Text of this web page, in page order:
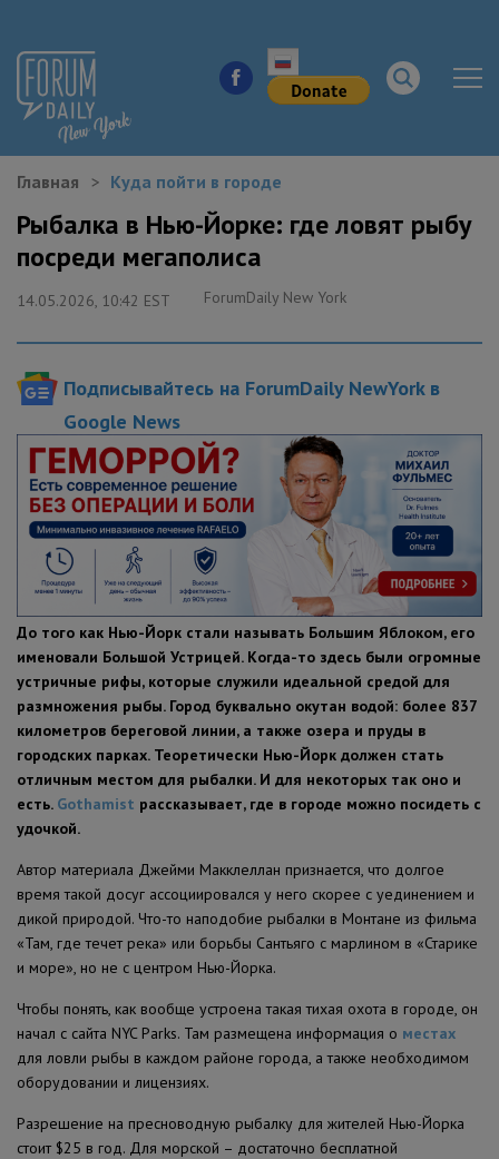
НОВОСТИ ГОРОДА
КУДА ПОЙТИ В ГОРОДЕ
ЗДОРОВЬЕ
ЖИЛЬЕ
ОБРАЗОВАНИЕ
ПОЛЕЗНЫЕ СОВЕТЫ
Главная Куда пойти в городе
Рыбалка в Нью-Йорке: где ловят рыбу
посреди мегаполиса
14.05.2026, 10:42 EST ForumDaily New York
Подписывайтесь на ForumDaily NewYork в
Google News
До того как Нью-Йорк стали называть Большим Яблоком, его
именовали Большой Устрицей. Когда-то здесь были огромные
устричные рифы, которые служили идеальной средой для
размножения рыбы. Город буквально окутан водой: более 837
километров береговой линии, а также озера и пруды в
городских парках. Теоретически Нью-Йорк должен стать
отличным местом для рыбалки. И для некоторых так оно и
есть. Gothamist рассказывает, где в городе можно посидеть с
удочкой.
Автор материала Джейми Макклеллан признается, что долгое
время такой досуг ассоциировался у него скорее с уединением и
дикой природой. Что-то наподобие рыбалки в Монтане из фильма
«Там, где течет река» или борьбы Сантьяго с марлином в «Старике
и море», но не с центром Нью-Йорка.
Чтобы понять, как вообще устроена такая тихая охота в городе, он
начал с сайта NYC Parks. Там размещена информация о местах
для ловли рыбы в каждом районе города, а также необходимом
оборудовании и лицензиях.
Разрешение на пресноводную рыбалку для жителей Нью-Йорка
стоит $25 в год. Для морской – достаточно бесплатной